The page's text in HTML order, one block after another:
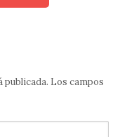
publicada. Los campos